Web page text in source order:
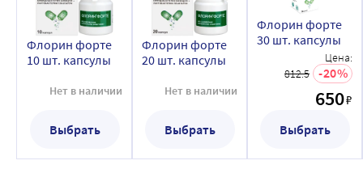
Флорин форте
10 шт. капсулы
Нет в наличии
Выбрать
Флорин форте
20 шт. капсулы
Нет в наличии
Выбрать
Флорин форте
30 шт. капсулы
Цена:
812.5
20
650₽
Выбрать